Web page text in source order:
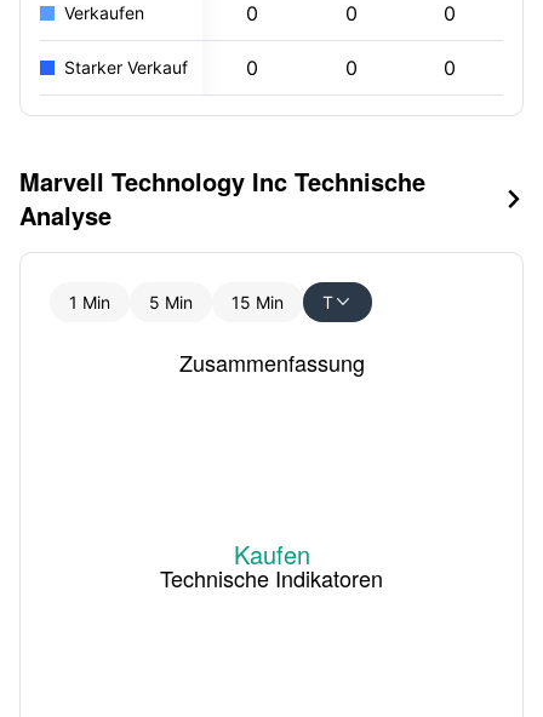
Verkaufen 0 0 0
Starker Verkauf 0 0 0
Marvell Technology Inc Technische
Analyse

1 Min 5 Min 15 Min T
Technische Indikatoren
Zusammenfassung
Kaufen